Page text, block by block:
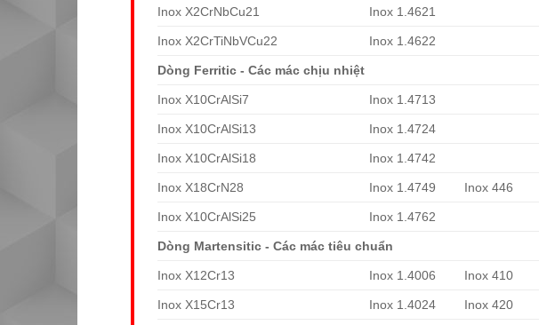
Inox X2CrNbCu21 Inox 1.4621
Inox X2CrTiNbVCu22 Inox 1.4622
Dòng Ferritic - Các mác chịu nhiệt
Inox X10CrAlSi7 Inox 1.4713
Inox X10CrAlSi13 Inox 1.4724
Inox X10CrAlSi18 Inox 1.4742
Inox X18CrN28 Inox 1.4749 Inox 446
Inox X10CrAlSi25 Inox 1.4762
Dòng Martensitic - Các mác tiêu chuẩn
Inox X12Cr13 Inox 1.4006 Inox 410
Inox X15Cr13 Inox 1.4024 Inox 420